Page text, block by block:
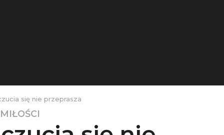
się nie przeprasza